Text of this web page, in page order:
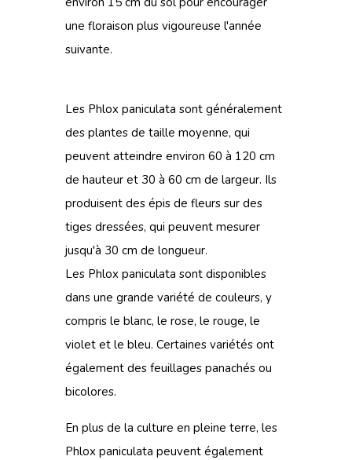
une floraison plus vigoureuse l'année
suivante.
Les Phlox paniculata sont généralement
des plantes de taille moyenne, qui
peuvent atteindre environ 60 à 120 cm
de hauteur et 30 à 60 cm de largeur. Ils
produisent des épis de fleurs sur des
tiges dressées, qui peuvent mesurer
jusqu'à 30 cm de longueur.
Les Phlox paniculata sont disponibles
dans une grande variété de couleurs, y
compris le blanc, le rose, le rouge, le
violet et le bleu. Certaines variétés ont
également des feuillages panachés ou
bicolores.
En plus de la culture en pleine terre, les
Phlox paniculata peuvent également